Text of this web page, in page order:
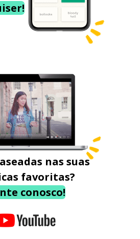
nas suas
favoritas?
conosco!